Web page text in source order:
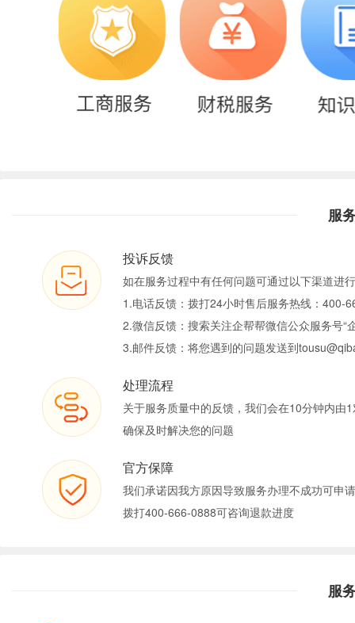
服
投诉反馈
如在服务过程中有任何问题可通过以下渠道进
1.电话反馈：拨打24小时售后服务热线：400-
2.微信反馈：搜索关注企帮帮微信公众服务号“
3.邮件反馈：将您遇到的问题发送到
处理流程
关于服务质量中的反馈，我们会在10分钟内由
确保及时解决您的问题
官方保障
我们承诺因我方原因导致服务办理不成功可申
拨打400-666-0888可咨询退款进度
服